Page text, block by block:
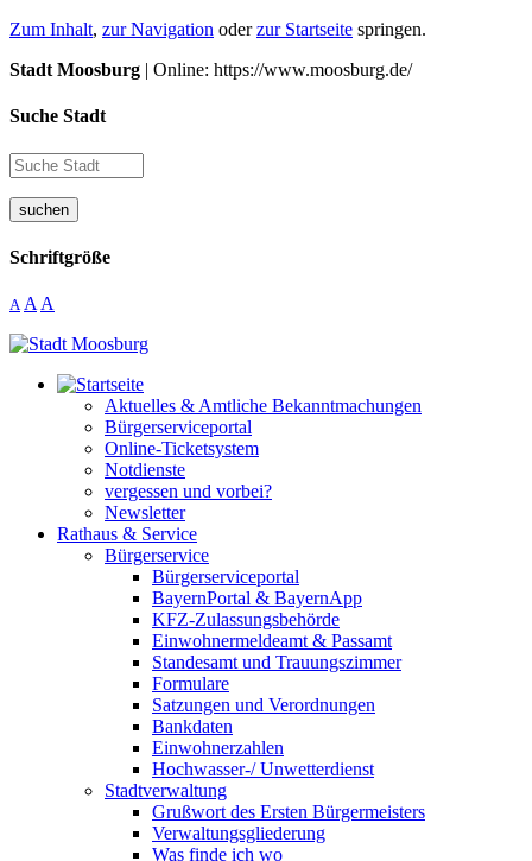
Zum Inhalt, zur Navigation oderzur Startseite springen.
Stadt Moosburg | Online: https://www.moosburg.de/
Suche Stadt
suchen
Schriftgröße
A A A
Aktuelles & Amtliche Bekanntmachungen
Bürgerserviceportal
Online-Ticketsystem
Notdienste
vergessen und vorbei?
Newsletter
Rathaus & Service
Bürgerservice
Bürgerserviceportal
BayernPortal & BayernApp
KFZ-Zulassungsbehörde
Einwohnermeldeamt & Passamt
Standesamt und Trauungszimmer
Formulare
Satzungen und Verordnungen
Bankdaten
Einwohnerzahlen
Hochwasser-/ Unwetterdienst
Stadtverwaltung
Grußwort des Ersten Bürgermeisters
Verwaltungsgliederung
Was finde ich wo